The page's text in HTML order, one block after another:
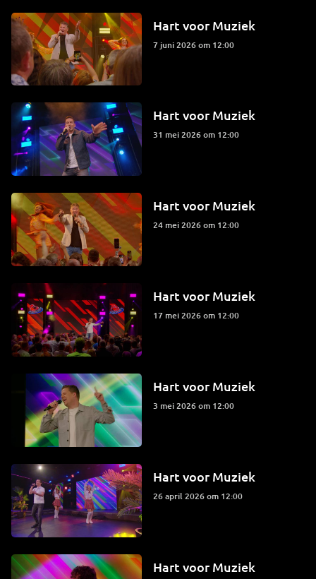
Hart voor Muziek
7 juni 2026 om 12:00
Hart voor Muziek
31 mei 2026 om 12:00
Hart voor Muziek
24 mei 2026 om 12:00
Hart voor Muziek
17 mei 2026 om 12:00
Hart voor Muziek
3 mei 2026 om 12:00
Hart voor Muziek
26 april 2026 om 12:00
Hart voor Muziek